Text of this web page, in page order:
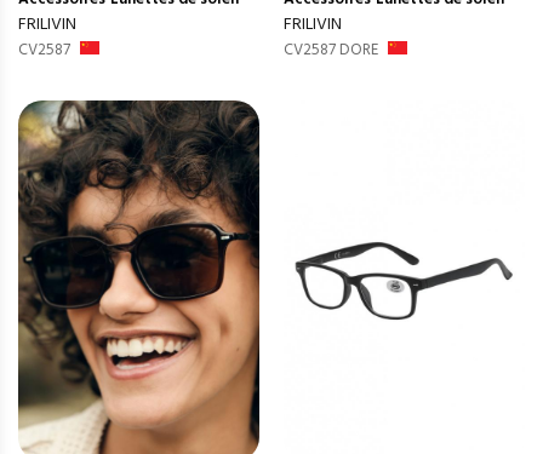
FRILIVIN
CV2587
FRILIVIN
CV2587 DORE